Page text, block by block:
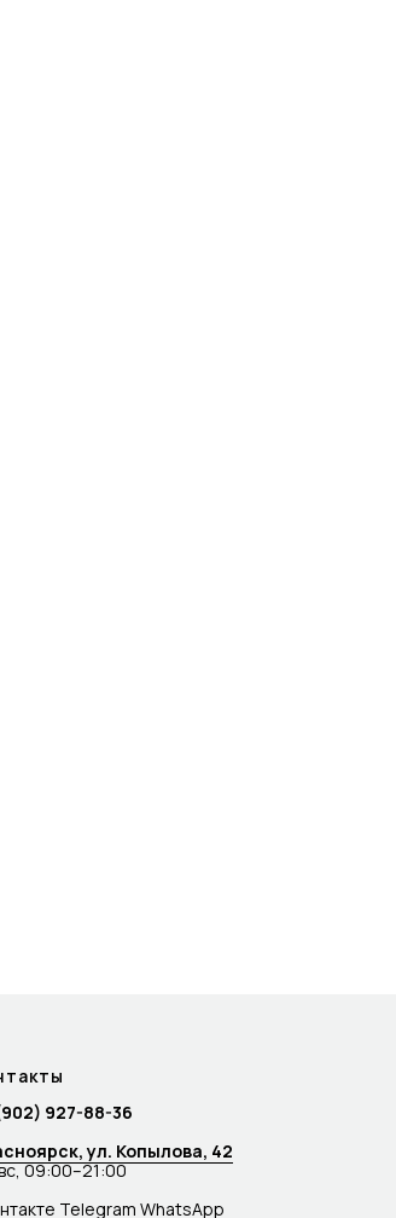
927-88-36
ул. Копылова, 42
09:00–21:00
Telegram WhatsApp